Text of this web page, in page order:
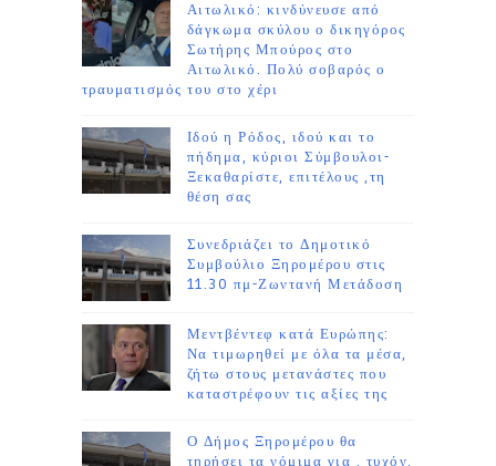
Αιτωλικό: κινδύνευσε από
δάγκωμα σκύλου ο δικηγόρος
Σωτήρης Μπούρος στο
Αιτωλικό. Πολύ σοβαρός ο
τραυματισμός του στο χέρι
Ιδού η Ρόδος, ιδού και το
πήδημα, κύριοι Σύμβουλοι-
Ξεκαθαρίστε, επιτέλους ,τη
θέση σας
Συνεδριάζει το Δημοτικό
Συμβούλιο Ξηρομέρου στις
11.30 πμ-Ζωντανή Μετάδοση
Μεντβέντεφ κατά Ευρώπης:
Να τιμωρηθεί με όλα τα μέσα,
ζήτω στους μετανάστες που
καταστρέφουν τις αξίες της
Ο Δήμος Ξηρομέρου θα
τηρήσει τα νόμιμα για , τυχόν,